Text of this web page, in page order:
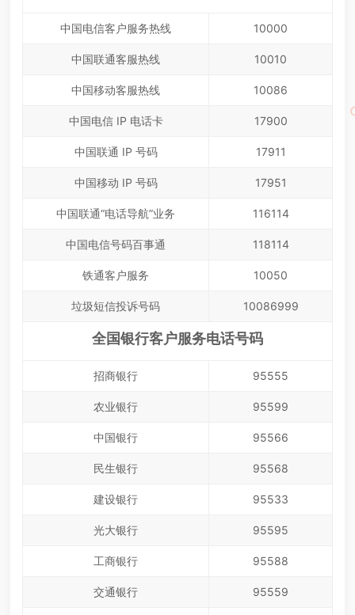
中国电信客户服务热线 10000
中国联通客服热线 10010
中国移动客服热线 10086
中国电信 IP 电话卡 17900
中国联通 IP 号码 17911
中国移动 IP 号码 17951
中国联通“电话导航”业务 116114
中国电信号码百事通 118114
铁通客户服务 10050
垃圾短信投诉号码 10086999
全国银行客户服务电话号码
招商银行 95555
农业银行 95599
中国银行 95566
民生银行 95568
建设银行 95533
光大银行 95595
工商银行 95588
交通银行 95559